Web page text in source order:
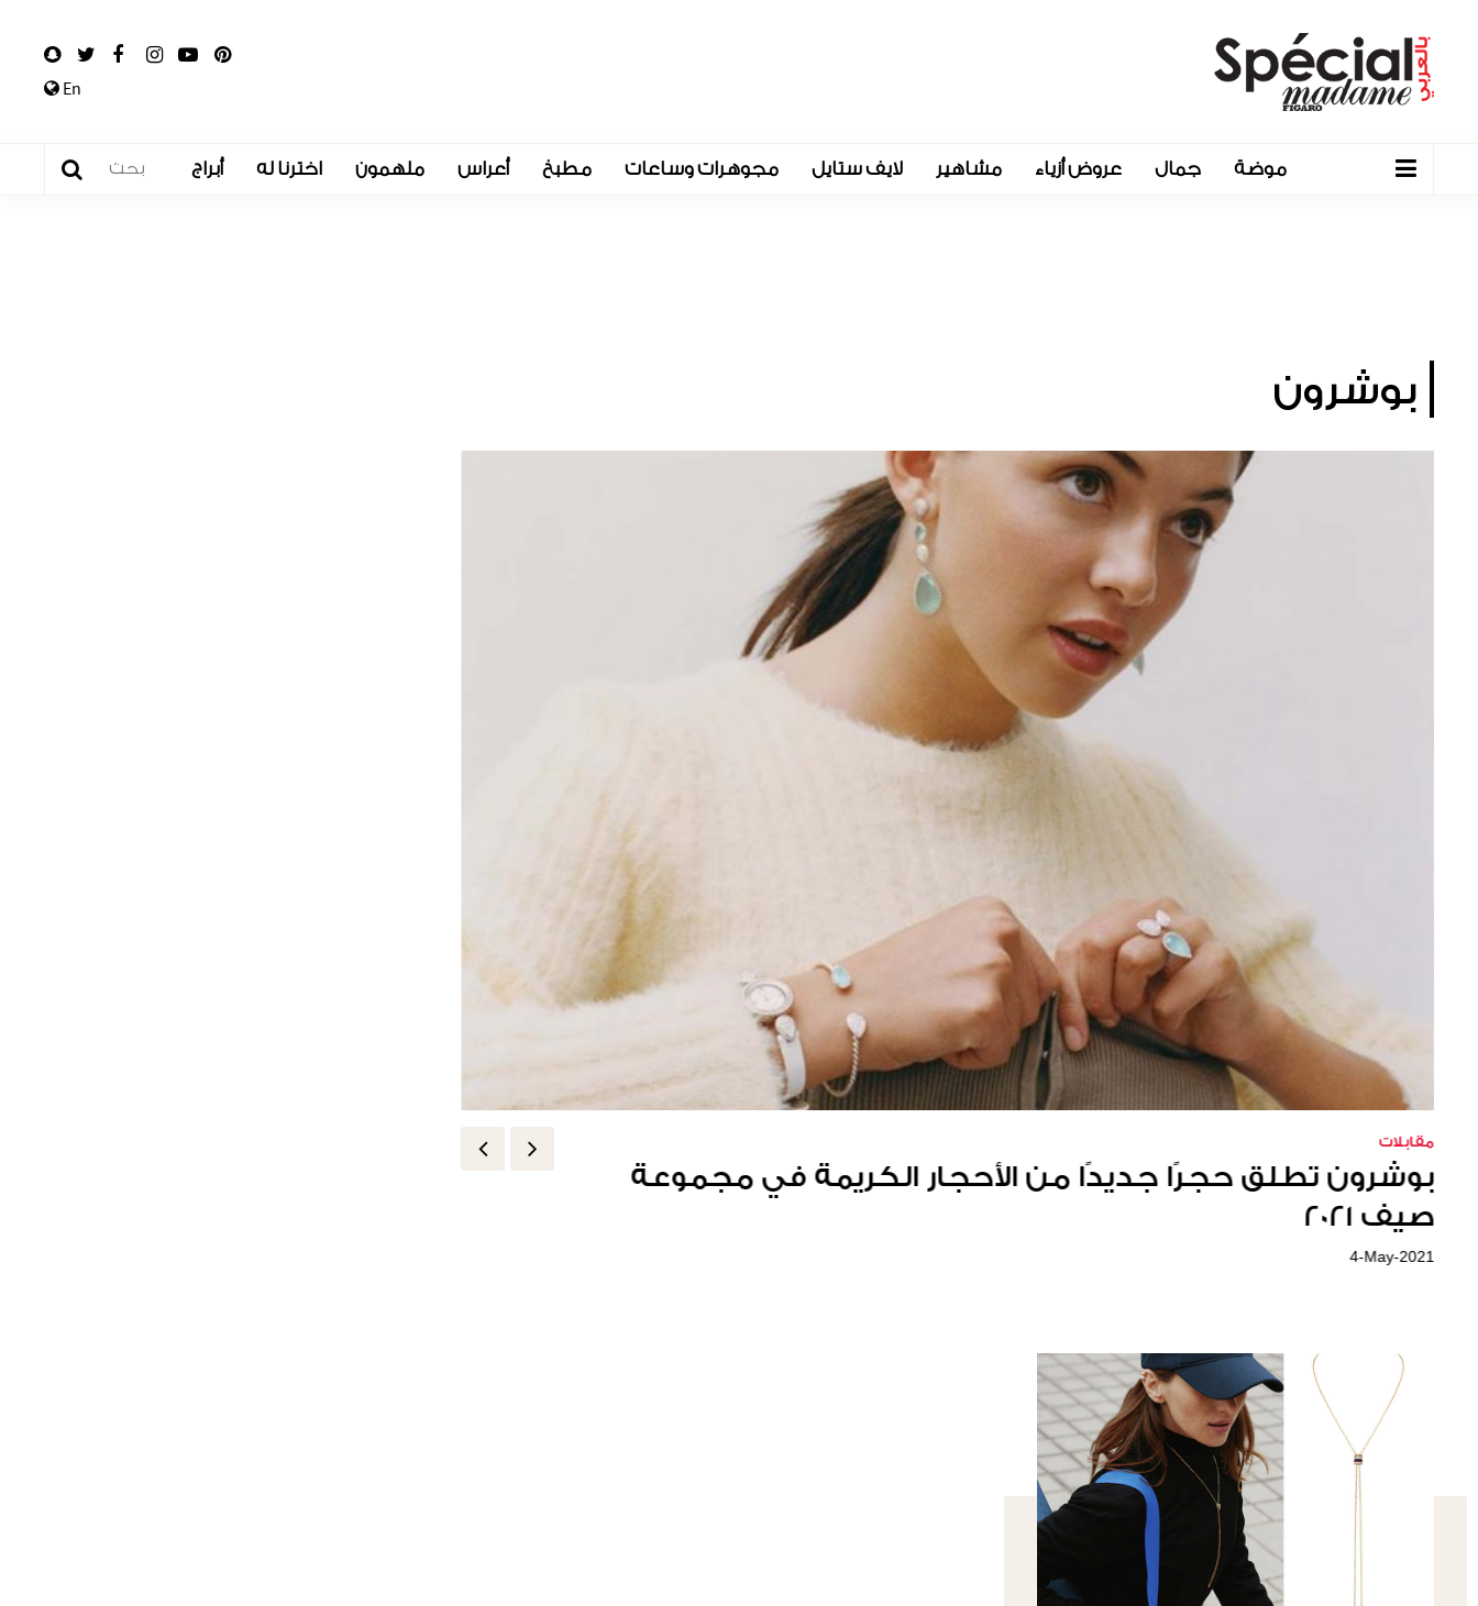
En
موضة جمال عروض أزياء مشاهير لايف ستايل مجوهرات وساعات مطبخ أعراس ملهمون اخترنا له أبراج
بوشرون
مقابلات
بوشرون تطلق حجرًا جديدًا من الأحجار الكريمة في مجموعة
صيف 2021
4-May-2021
مقابلات
بروش بوشرون الجديد رمزاً للحرية المُستعادة
24-June-2020